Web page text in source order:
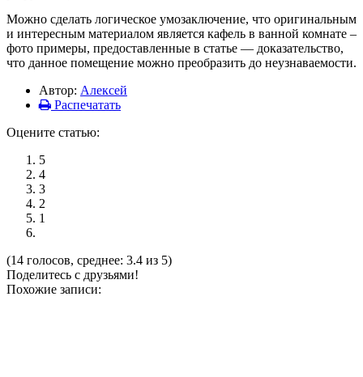
Можно сделать логическое умозаключение, что оригинальным
и интересным материалом является кафель в ванной комнате –
фото примеры, предоставленные в статье — доказательство,
что данное помещение можно преобразить до неузнаваемости.
Автор: Алексей
Распечатать
Оцените статью:
5
4
3
2
1
(14 голосов, среднее: 3.4 из 5)
Поделитесь с друзьями!
Похожие записи: